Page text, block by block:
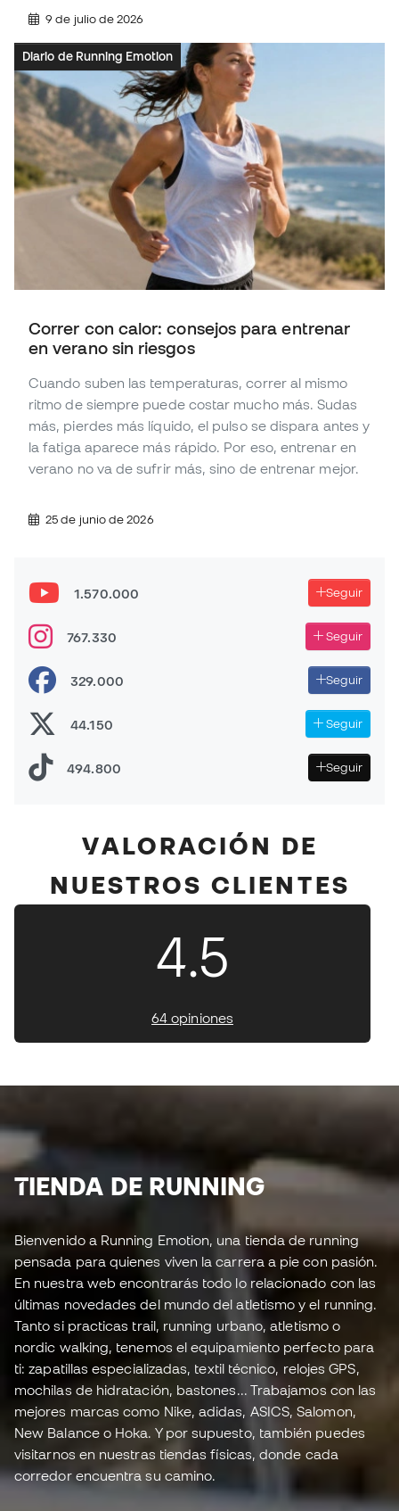
9 de julio de 2026
Diario de Running Emotion
Correr con calor: consejos para entrenar
en verano sin riesgos
Cuando suben las temperaturas, correr al mismo
ritmo de siempre puede costar mucho más. Sudas
más, pierdes más líquido, el pulso se dispara antes y
la fatiga aparece más rápido. Por eso, entrenar en
verano no va de sufrir más, sino de entrenar mejor.
25 de junio de 2026
1.570.000 Seguir
767.330 Seguir
329.000 Seguir
44.150 Seguir
494.800 Seguir
VALORACIÓN DE
NUESTROS CLIENTES
4.5
64 opiniones
TIENDA DE RUNNING
Bienvenido a Running Emotion, una tienda de running
pensada para quienes viven la carrera a pie con pasión.
En nuestra web encontrarás todo lo relacionado con las
últimas novedades del mundo del atletismo y el running.
Tanto si practicas trail, running urbano, atletismo o
nordic walking, tenemos el equipamiento perfecto para
ti: zapatillas especializadas, textil técnico, relojes GPS,
mochilas de hidratación, bastones... Trabajamos con las
mejores marcas como Nike, adidas, ASICS, Salomon,
New Balance o Hoka. Y por supuesto, también puedes
visitarnos en nuestras tiendas físicas, donde cada
corredor encuentra su camino.